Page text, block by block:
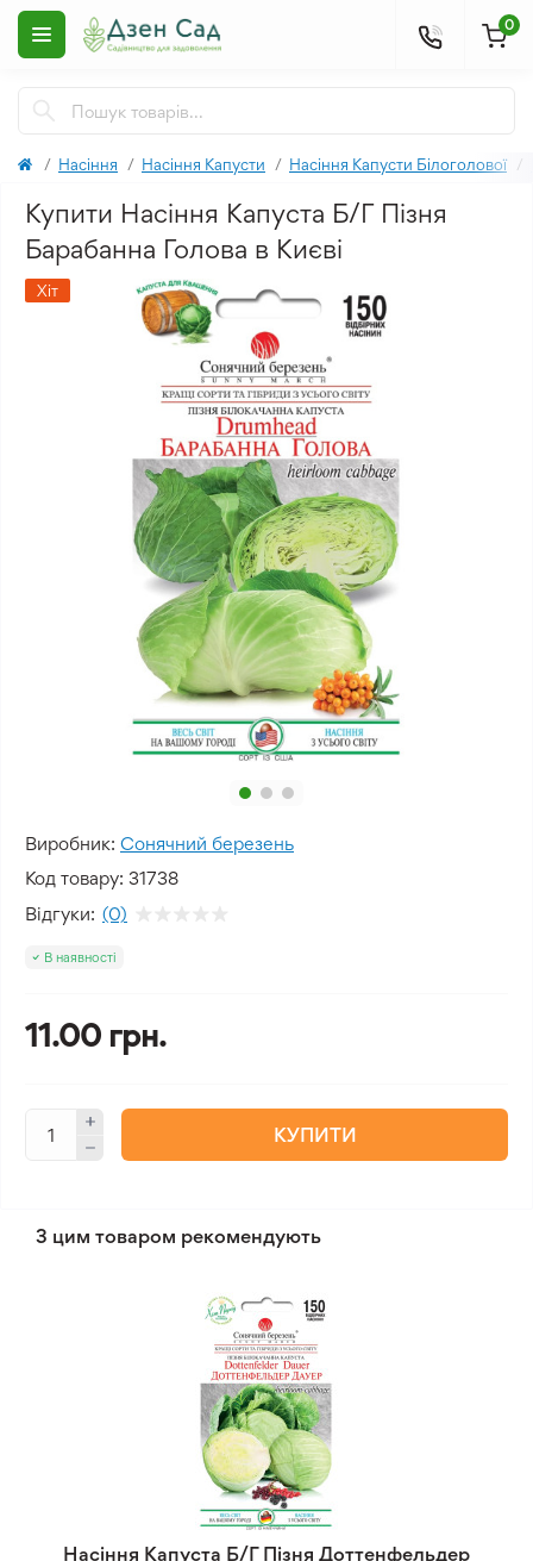
0
Насіння Насіння Капусти Насіння Капусти Білоголової
Купити Насіння Капуста Б/Г Пізня
Барабанна Голова в Києві
Хіт
Виробник: Сонячний березень
Код товару: 31738
Відгуки: (0)
В наявності
11.00 грн.
КУПИТИ
З цим товаром рекомендують
Насіння Капуста Б/Г Пізня Доттенфельдер